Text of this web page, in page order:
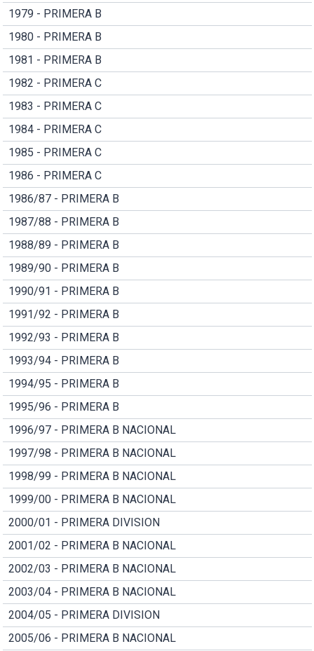
1979 - PRIMERA B
1980 - PRIMERA B
1981 - PRIMERA B
1982 - PRIMERA C
1983 - PRIMERA C
1984 - PRIMERA C
1985 - PRIMERA C
1986 - PRIMERA C
1986/87 - PRIMERA B
1987/88 - PRIMERA B
1988/89 - PRIMERA B
1989/90 - PRIMERA B
1990/91 - PRIMERA B
1991/92 - PRIMERA B
1992/93 - PRIMERA B
1993/94 - PRIMERA B
1994/95 - PRIMERA B
1995/96 - PRIMERA B
1996/97 - PRIMERA B NACIONAL
1997/98 - PRIMERA B NACIONAL
1998/99 - PRIMERA B NACIONAL
1999/00 - PRIMERA B NACIONAL
2000/01 - PRIMERA DIVISION
2001/02 - PRIMERA B NACIONAL
2002/03 - PRIMERA B NACIONAL
2003/04 - PRIMERA B NACIONAL
2004/05 - PRIMERA DIVISION
2005/06 - PRIMERA B NACIONAL